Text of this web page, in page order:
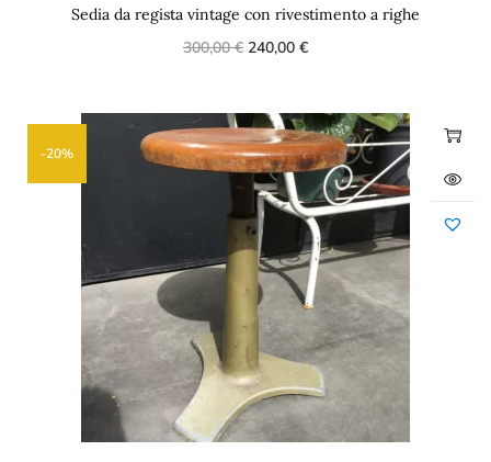
Sedia da regista vintage con rivestimento a righe
300,00€ 240,00 €
-20%